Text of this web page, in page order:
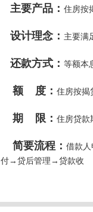
主要产品： 住房按
设计理念： 主要满
还款方式： 等额本
额 度： 住房按揭
期 限： 住房贷款
简要流程： 借款
付→贷后管理→贷款收